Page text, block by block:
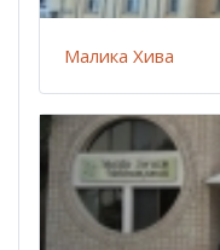
Малика Хива